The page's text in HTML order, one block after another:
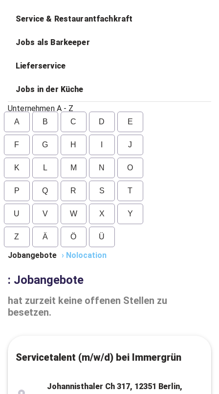
Service & Restaurantfachkraft
Jobs als Barkeeper
Lieferservice
Jobs in der Küche
Unternehmen A - Z
A B C D E
F G H J
K L M N O
P Q R S T
U V W X Y
Z Ä Ö Ü
Jobangebote › Nolocation
: Jobangebote
hat zurzeit keine offenen Stellen zu
besetzen.
Servicetalent (m/w/d) bei Immergrün
Johannisthaler Ch 317, 12351 Berlin,